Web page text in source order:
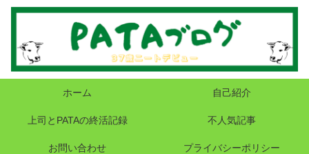
ホーム 自己紹介
上司とPATAの終活記録 不人気記事
お問い合わせ プライバシーポリシー